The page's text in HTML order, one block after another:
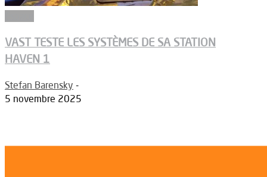
VAST TESTE LES SYSTÈMES DE SA STATION
HAVEN 1
Stefan Barensky -
5 novembre 2025